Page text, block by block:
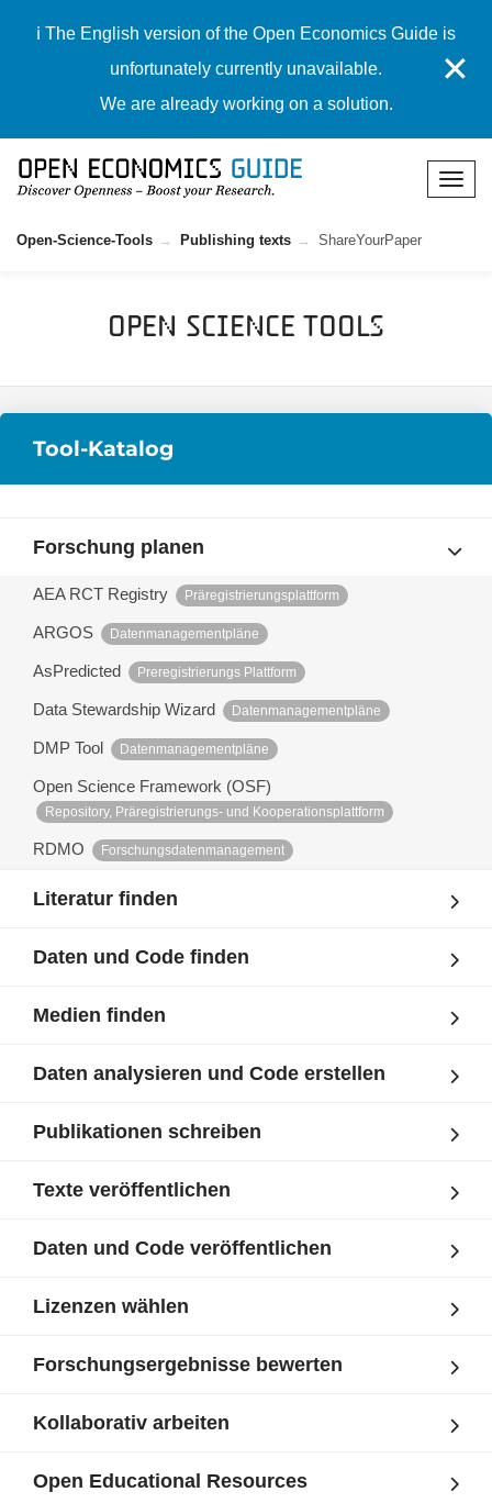
ℹ️ The English version of the Open Economics Guide is
unfortunately currently unavailable.
We are already working on a solution.
✕
Open-Science-Tools Publishing texts ShareYourPaper
Open Science Tools
Tool-Katalog
Forschung planen
AEA RCT Registry Präregistrierungsplattform
ARGOS Datenmanagementpläne
AsPredicted Preregistrierungs Plattform
Data Stewardship Wizard Datenmanagementpläne
DMP Tool Datenmanagementpläne
Open Science Framework (OSF)
Repository, Präregistrierungs- und Kooperationsplattform
RDMO Forschungsdatenmanagement
Literatur finden
Daten und Code finden
Medien finden
Daten analysieren und Code erstellen
Publikationen schreiben
Texte veröffentlichen
Daten und Code veröffentlichen
Lizenzen wählen
Forschungsergebnisse bewerten
Kollaborativ arbeiten
Open Educational Resources